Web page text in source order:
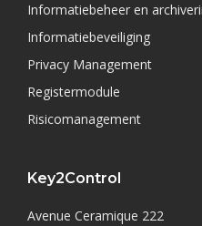
Informatiebeheer en
Informatiebeveiliging
Privacy Management
Registermodule
Risicomanagement
Key2Control
Avenue Ceramique 222